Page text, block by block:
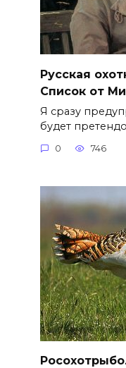
Русская
Список от
Я сразу
будет
0 746